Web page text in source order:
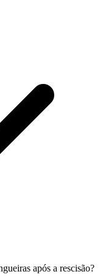
após a rescisão?